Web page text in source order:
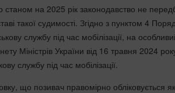
на 2025 рік законодавство не
такої судимості. Згідно з пунктом 4
службу під час мобілізації, на
Міністрів України від 16 травня 2024
службу під час мобілізації.
що позивач правомірно обліковується